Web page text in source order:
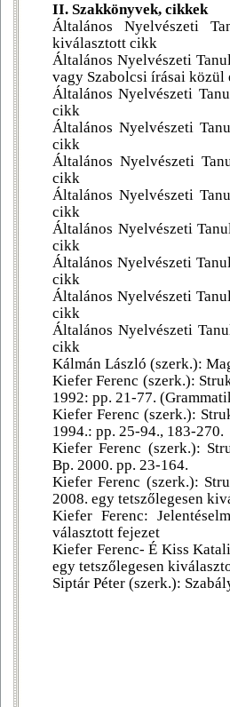
II. Szakkönyvek, cikkek
Általános Nyelvészeti
kiválasztott cikk
Általános Nyelvészeti
vagy Szabolcsi írásai közül
Általános Nyelvészeti
cikk
Általános Nyelvészeti
cikk
Általános Nyelvészeti
cikk
Általános Nyelvészeti
cikk
Általános Nyelvészeti
cikk
Általános Nyelvészeti
cikk
Általános Nyelvészeti
cikk
Általános Nyelvészeti
cikk
Kálmán László (szerk.):
Kiefer Ferenc (szerk.):
1992: pp. 21-77.
Kiefer Ferenc (szerk.):
1994.: pp. 25-94., 183-270.
Kiefer Ferenc (szerk.):
Bp. 2000. pp. 23-164.
Kiefer Ferenc (szerk.):
2008. egy tetszőlegesen
Kiefer Ferenc:
választott fejezet
Kiefer Ferenc- É Kiss
egy tetszőlegesen
Siptár Péter (szerk.):